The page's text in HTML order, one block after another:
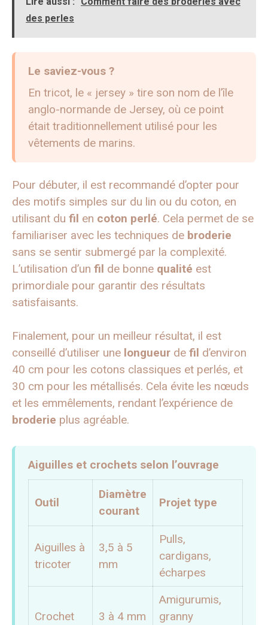
des perles
Le saviez-vous ?
En tricot, le « jersey » tire son nom de l’île
anglo-normande de Jersey, où ce point
était traditionnellement utilisé pour les
vêtements de marins.
Pour débuter, il est recommandé d’opter pour
des motifs simples sur du lin ou du coton, en
utilisant du fil en coton perlé. Cela permet de se
familiariser avec les techniques de broderie
sans se sentir submergé par la complexité.
L’utilisation d’un fil de bonne qualité est
primordiale pour garantir des résultats
satisfaisants.
Finalement, pour un meilleur résultat, il est
conseillé d’utiliser une longueur de fil d’environ
40 cm pour les cotons classiques et perlés, et
30 cm pour les métallisés. Cela évite les nœuds
et les emmêlements, rendant l’expérience de
broderie plus agréable.
Aiguilles et crochets selon l’ouvrage
Outil
Diamètre
courant
Projet type
Aiguilles à
tricoter
3,5 à 5
mm
Pulls,
cardigans,
écharpes
Crochet 3 à 4 mm
Amigurumis,
granny